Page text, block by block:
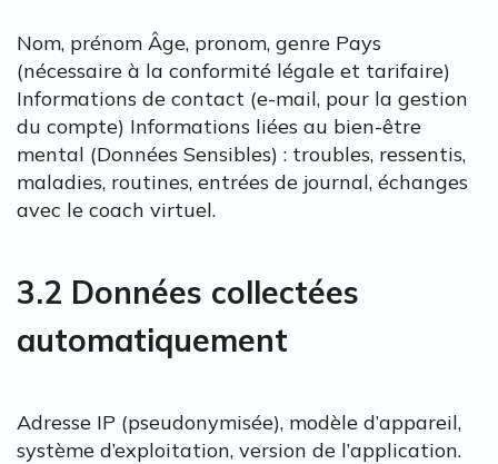
Nom, prénom Âge, pronom, genre Pays
(nécessaire à la conformité légale et tarifaire)
Informations de contact (e-mail, pour la gestion
du compte) Informations liées au bien-être
mental (Données Sensibles) : troubles, ressentis,
maladies, routines, entrées de journal, échanges
avec le coach virtuel.
3.2 Données collectées
automatiquement
Adresse IP (pseudonymisée), modèle d’appareil,
système d’exploitation, version de l’application.